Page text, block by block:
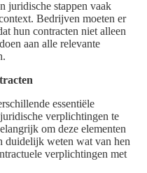
juridische stappen vaak
Bedrijven moeten er
hun contracten niet alleen
aan alle relevante
essentiële
verplichtingen te
om deze elementen
duidelijk weten wat van hen
verplichtingen met